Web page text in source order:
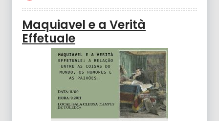
Maquiavel e a Verità
Effetuale